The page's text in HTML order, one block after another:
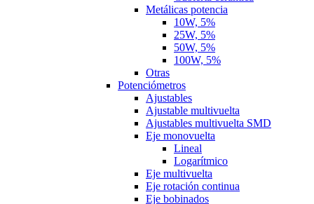
Metálicas potencia
10W, 5%
25W, 5%
50W, 5%
100W, 5%
Otras
Potenciómetros
Ajustables
Ajustable multivuelta
Ajustables multivuelta SMD
Eje monovuelta
Lineal
Logarítmico
Eje multivuelta
Eje rotación continua
Eje bobinados